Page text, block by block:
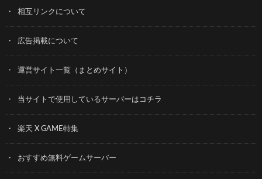
相互リンクについて
広告掲載について
運営サイト一覧（まとめサイト）
当サイトで使用しているサーバーはコチラ
楽天 X GAME特集
おすすめ無料ゲームサーバー